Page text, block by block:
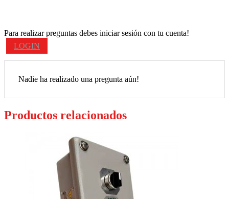
Para realizar preguntas debes iniciar sesión con tu cuenta!
LOGIN
Nadie ha realizado una pregunta aún!
Productos relacionados